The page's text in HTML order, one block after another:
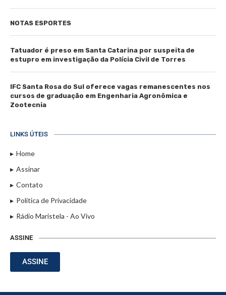
NOTAS ESPORTES
Tatuador é preso em Santa Catarina por suspeita de
estupro em investigação da Polícia Civil de Torres
IFC Santa Rosa do Sul oferece vagas remanescentes nos
cursos de graduação em Engenharia Agronômica e
Zootecnia
LINKS ÚTEIS
Home
Assinar
Contato
Política de Privacidade
Rádio Maristela - Ao Vivo
ASSINE
ASSINE